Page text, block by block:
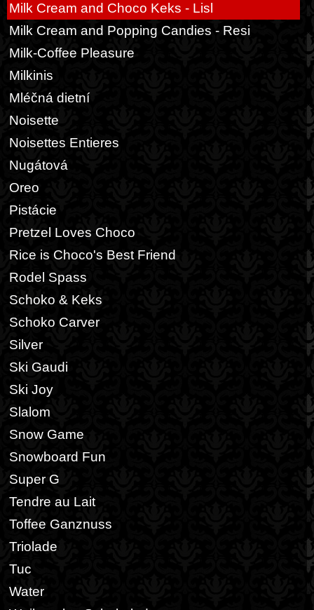
Milk Cream and Choco Keks - Lisl
Milk Cream and Popping Candies - Resi
Milk-Coffee Pleasure
Milkinis
Mléčná dietní
Noisette
Noisettes Entieres
Nugátová
Oreo
Pistácie
Pretzel Loves Choco
Rice is Choco's Best Friend
Rodel Spass
Schoko & Keks
Schoko Carver
Silver
Ski Gaudi
Ski Joy
Slalom
Snow Game
Snowboard Fun
Super G
Tendre au Lait
Toffee Ganznuss
Triolade
Tuc
Water